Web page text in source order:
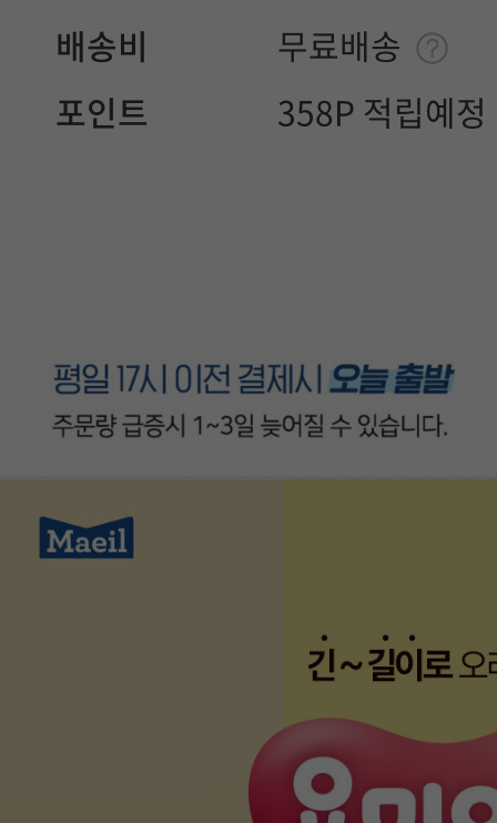
배송비
무료배송
포인트
358P 적립예정